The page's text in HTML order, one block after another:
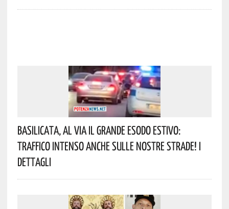
Basilicata, Al Via Il Grande Esodo Estivo:
Traffico Intenso Anche Sulle Nostre Strade! I
Dettagli